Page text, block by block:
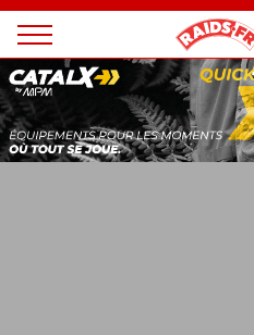
Magazine
Raids
Panneau de gestion des cookies